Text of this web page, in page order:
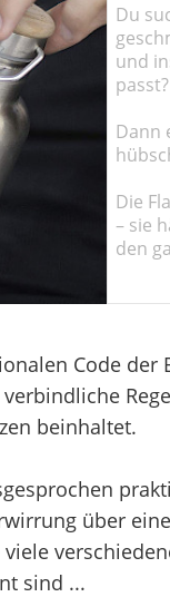
Du
und
passt?
Dann
Die
– sie
den
Code der
beinhaltet.
über
sind ...